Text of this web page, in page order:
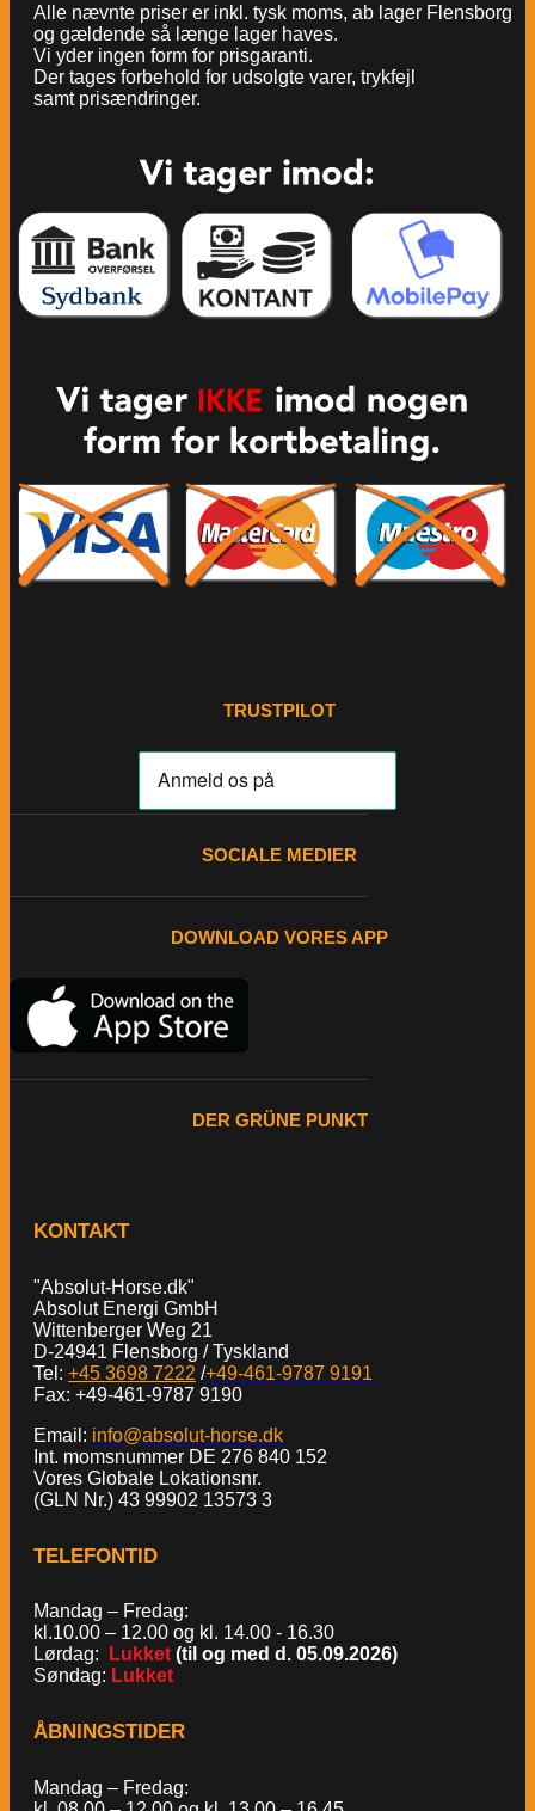
Alle nævnte priser er inkl. tysk moms, ab lager Flensborg
og gældende så længe lager haves.
Vi yder ingen form for prisgaranti.
Der tages forbehold for udsolgte varer, trykfejl
samt prisændringer.
TRUSTPILOT
SOCIALE MEDIER
DOWNLOAD VORES APP
DER GRÜNE PUNKT
KONTAKT
"Absolut-Horse.dk"
Absolut Energi GmbH
Wittenberger Weg 21
D-24941 Flensborg / Tyskland
Tel: +45 3698 7222 /+49-461-9787 9191
Fax: +49-461-9787 9190
Email: info@absolut-horse.dk
Int. momsnummer DE 276 840 152
Vores Globale Lokationsnr.
(GLN Nr.) 43 99902 13573 3
TELEFONTID
Mandag – Fredag:
kl.10.00 – 12.00 og kl. 14.00 - 16.30
Lørdag:
Lukket (til og med d. 05.09.2026)
Søndag: Lukket
ÅBNINGSTIDER
Mandag – Fredag: